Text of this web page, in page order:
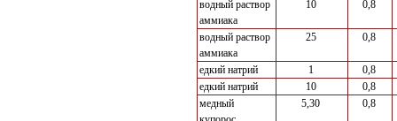
водный раствор
аммиака
10 0,8
водный раствор
аммиака
25 0,8
едкий натрий 1
0,8
едкий натрий
10
0,8
медный
5,30 0,8